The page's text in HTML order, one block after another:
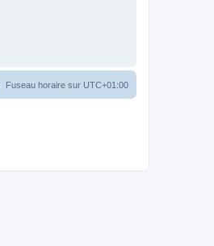
Fuseau horaire sur UTC+01:00